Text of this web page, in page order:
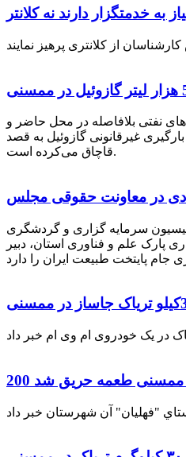
به خدمتگزار دارند نه کلانتر
نفتی بلافاصله در محل حاضر و
بارگیری غیرقانونی گازوئیل به قصد
قاچاق می‌کرده است.
در معاونت حقوقی مجلس
سرمایه گزاری و گردشگری
پارک علم و فناوری استان، دبیر
ممسنی طعمه حریق شد